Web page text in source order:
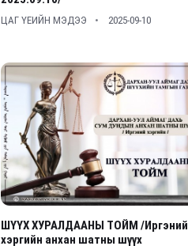
ЦАГ ҮЕИЙН МЭДЭЭ 2025-09-10
ШҮҮХ ХУРАЛДААНЫ ТОЙМ /Иргэний
хэргийн анхан шатны шүүх